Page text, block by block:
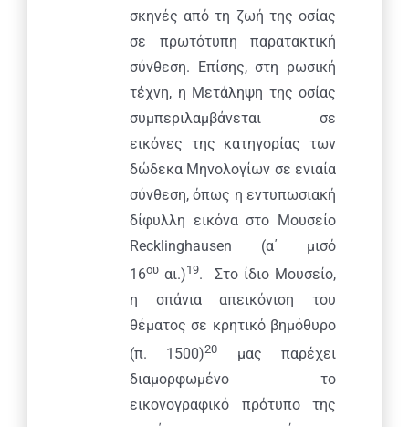
σκηνές από τη ζωή της οσίας
σε πρωτότυπη παρατακτική
σύνθεση. Επίσης, στη ρωσική
τέχνη, η Μετάληψη της οσίας
συμπεριλαμβάνεται σε
εικόνες της κατηγορίας των
δώδεκα Μηνολογίων σε ενιαία
σύνθεση, όπως η εντυπωσιακή
δίφυλλη εικόνα στο Μουσείο
Recklinghausen (α΄ μισό
16ου αι.)19. Στο ίδιο Μουσείο,
η σπάνια απεικόνιση του
θέματος σε κρητικό βημόθυρο
(π. 1500)20
μας παρέχει
διαμορφωμένο το
εικονογραφικό πρότυπο της